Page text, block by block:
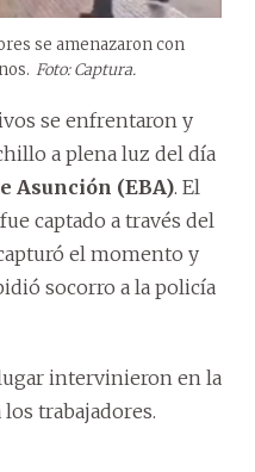
se amenazaron con
Foto: Captura.
se enfrentaron y
a plena luz del día
Asunción (EBA). El
captado a través del
el momento y
socorro a la policía
intervinieron en la
trabajadores.